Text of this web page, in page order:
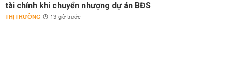
tài chính khi chuyển nhượng dự án BĐS
THỊ TRƯỜNG 13 giờ trước